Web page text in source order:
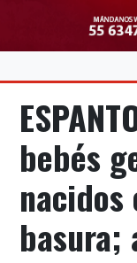
bebés
basura;